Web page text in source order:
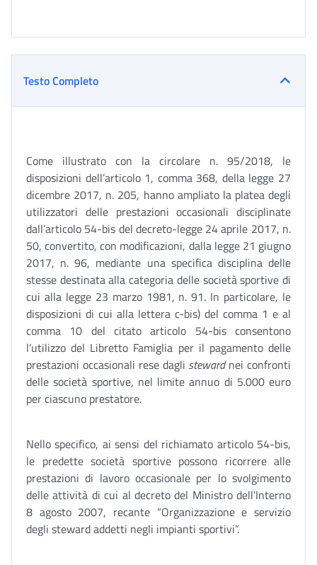
Testo Completo
Come illustrato con la circolare n. 95/2018, le
disposizioni dell’articolo 1, comma 368, della legge 27
dicembre 2017, n. 205, hanno ampliato la platea degli
utilizzatori delle prestazioni occasionali disciplinate
dall’articolo 54-bis del decreto-legge 24 aprile 2017, n.
50, convertito, con modificazioni, dalla legge 21 giugno
2017, n. 96, mediante una specifica disciplina delle
stesse destinata alla categoria delle società sportive di
cui alla legge 23 marzo 1981, n. 91. In particolare, le
disposizioni di cui alla lettera c-bis) del comma 1 e al
comma 10 del citato articolo 54-bis consentono
l’utilizzo del Libretto Famiglia per il pagamento delle
prestazioni occasionali rese dagli stewardnei confronti
delle società sportive, nel limite annuo di 5.000 euro
per ciascuno prestatore.
Nello specifico, ai sensi del richiamato articolo 54-bis,
le predette società sportive possono ricorrere alle
prestazioni di lavoro occasionale per lo svolgimento
delle attività di cui al decreto del Ministro dell'Interno
8 agosto 2007, recante “Organizzazione e servizio
degli steward addetti negli impianti sportivi”.